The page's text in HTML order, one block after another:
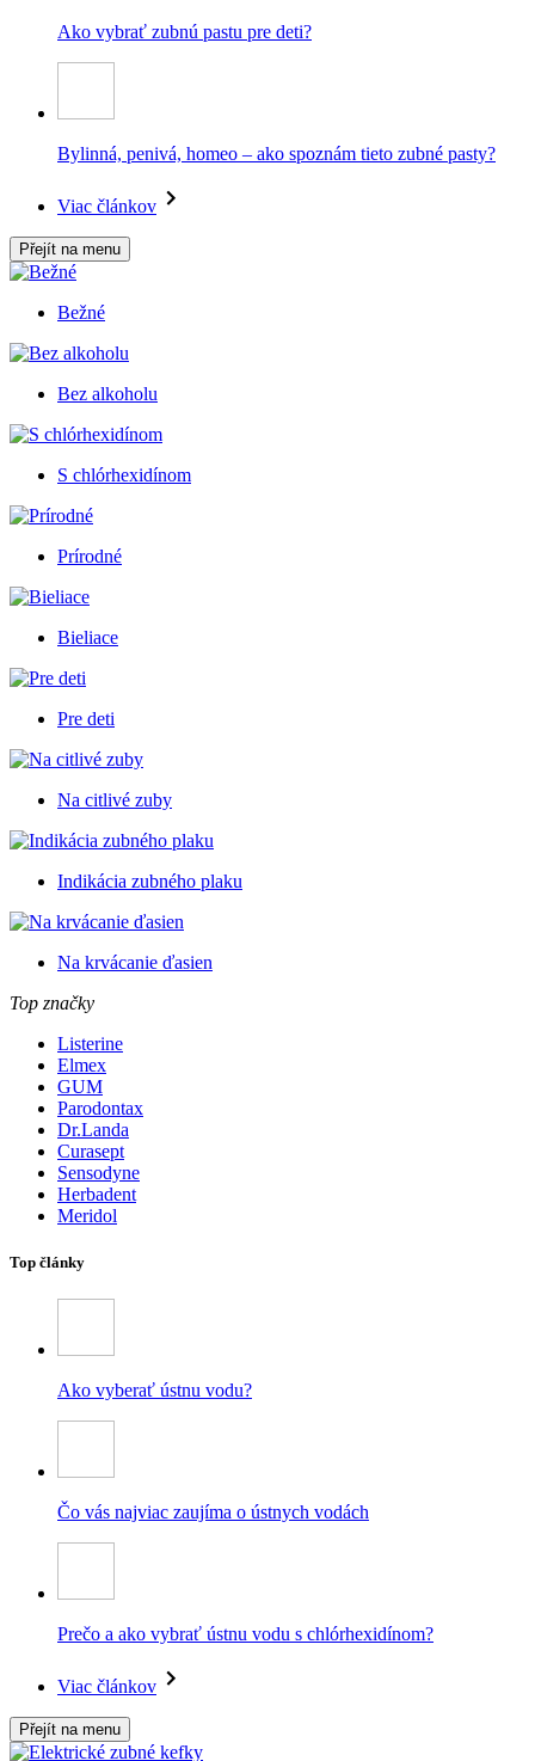
Ako vybrať zubnú pastu pre deti?
Bylinná, penivá, homeo – ako spoznám tieto zubné pasty?
Viac článkov
Přejít na menu
Bežné
Bez alkoholu
S chlórhexidínom
Prírodné
Bieliace
Pre deti
Na citlivé zuby
Indikácia zubného plaku
Na krvácanie ďasien
Top značky
Listerine
Elmex
GUM
Parodontax
Dr.Landa
Curasept
Sensodyne
Herbadent
Meridol
Top články
Ako vyberať ústnu vodu?
Čo vás najviac zaujíma o ústnych vodách
Prečo a ako vybrať ústnu vodu s chlórhexidínom?
Viac článkov
Přejít na menu